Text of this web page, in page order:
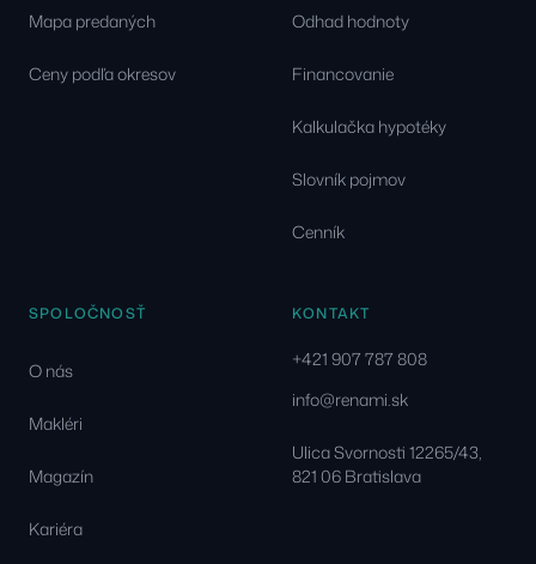
Mapa predaných
Ceny podľa okresov
Odhad hodnoty
Financovanie
Kalkulačka hypotéky
Slovník pojmov
Cenník
SPOLOČNOSŤ
O nás
Makléri
Magazín
Kariéra
KONTAKT
+421 907 787 808
info@renami.sk
Ulica Svornosti 12265/43,
821 06 Bratislava